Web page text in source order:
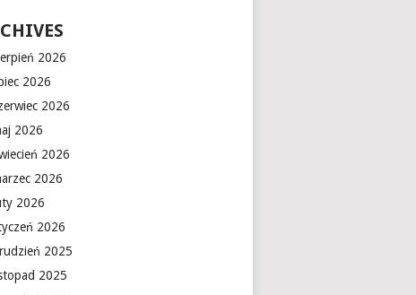
2026
2026
2026
2026
2026
2026
2026
2026
2025
2025